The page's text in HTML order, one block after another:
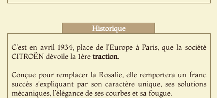
Historique
C'est en avril 1934, place de l'Europe à Paris, que la société
CITROËN dévoile la 1èretraction.
Conçue pour remplacer la Rosalie, elle remportera un franc
succès s’expliquant par son caractère unique, ses solutions
mécaniques, l’élégance de ses courbes et sa fougue.